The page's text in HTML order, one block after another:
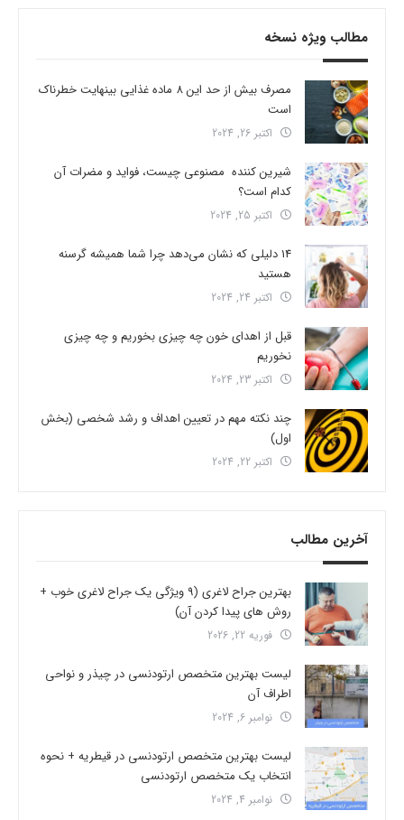
مطالب ویژه نسخه
مصرف بیش از حد این 8 ماده غذایی بینهایت خطرناک
است
اکتبر 26, 2024
شیرین کننده مصنوعی چیست، فواید و مضرات آن
کدام است؟
اکتبر 25, 2024
14 دلیلی که نشان می‌دهد چرا شما همیشه گرسنه
هستید
اکتبر 24, 2024
قبل از اهدای خون چه چیزی بخوریم و چه چیزی
نخوریم
اکتبر 23, 2024
چند نکته مهم در تعیین اهداف و رشد شخصی (بخش
اول)
اکتبر 22, 2024
آخرین مطالب
بهترین جراح لاغری (9 ویژگی یک جراح لاغری خوب +
روش های پیدا کردن آن)
فوریه 22, 2026
لیست بهترین متخصص ارتودنسی در چیذر و نواحی
اطراف آن
نوامبر 6, 2024
لیست بهترین متخصص ارتودنسی در قیطریه + نحوه
انتخاب یک متخصص ارتودنسی
نوامبر 4, 2024